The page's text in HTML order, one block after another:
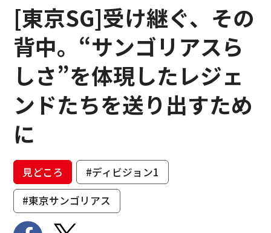
[東京SG]受け継ぐ、その
背中。“サンゴリアスら
しさ”を体現したレジェ
ンドたちを送り出すため
に
見どころ
#ディビジョン1
#東京サンゴリアス